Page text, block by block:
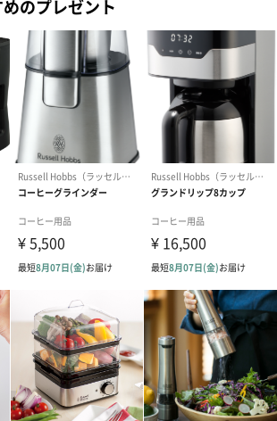
途に合わせて使える
ーブレイクはもちろん、夫婦やカップルの
５カップ分。
いカップ数分のメジャーを表記。来客へのお
す。
ーフィルターを使わなくても済み経済的で
から2時間後には自動的に電源オフ。保温機能
、3時間まで保温可能です。
いているので前日夜にセットしておけば、寝
一杯や、忙しい朝に便利です。
のプレゼント